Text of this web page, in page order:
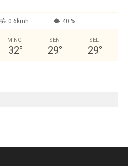
0.6kmh 40 %
MING
32°
SEN
29°
SEL
29°